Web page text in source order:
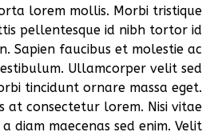
lorem mollis. Morbi tristique
pellentesque id nibh tortor id
Sapien faucibus et molestie ac
Ullamcorper velit sed
tincidunt ornare massa eget.
at consectetur lorem. Nisi vitae
diam maecenas sed enim. Velit